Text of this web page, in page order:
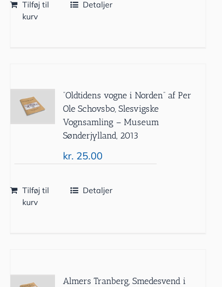
Tilføj til
kurv
Detaljer
”Oldtidens vogne i Norden” af Per
Ole Schovsbo, Slesvigske
Vognsamling – Museum
Sønderjylland, 2013
kr. 25.00
Tilføj til
kurv
Detaljer
Almers Tranberg, Smedesvend i